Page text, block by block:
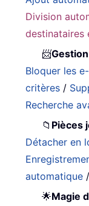
Division
destinataires
📨
Bloquer les
critères /
Recherche
📁 Pièces
Détacher en
automatique /
🌟Magie